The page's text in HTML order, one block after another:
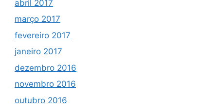
abril 2017
março 2017
fevereiro 2017
janeiro 2017
dezembro 2016
novembro 2016
outubro 2016